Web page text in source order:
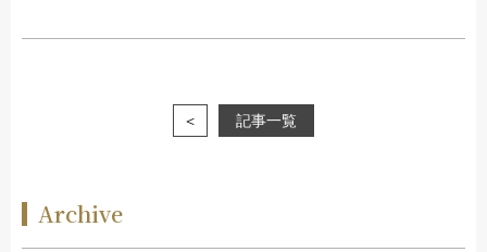
＜ 記事一覧
Archive